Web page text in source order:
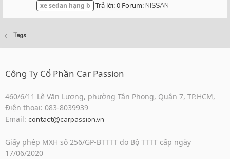
xesedan hạng b Trả lời: 0 Forum:NISSAN
Tags
Công Ty Cổ Phần Car Passion
460/6/11 Lê Văn Lương, phường Tân Phong, Quận 7, TP.HCM,
Điện thoại: 083-8039939
Email: contact@carpassion.vn
Giấy phép MXH số 256/GP-BTTTT do Bộ TTTT cấp ngày
17/06/2020